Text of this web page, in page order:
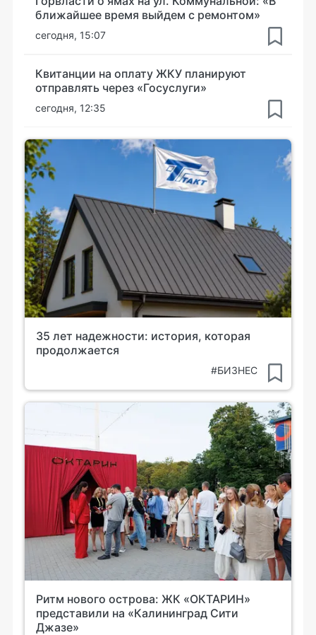
ближайшее время выйдем с ремонтом»
сегодня, 15:07
Квитанции на оплату ЖКУ планируют
отправлять через «Госуслуги»
сегодня, 12:35
35 лет надежности: история, которая
продолжается
#БИЗНЕС
Ритм нового острова: ЖК «ОКТАРИН»
представили на «Калининград Сити
Джазе»